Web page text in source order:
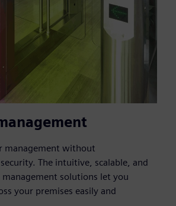
management without
The intuitive, scalable, and
solutions let you
your premises easily and